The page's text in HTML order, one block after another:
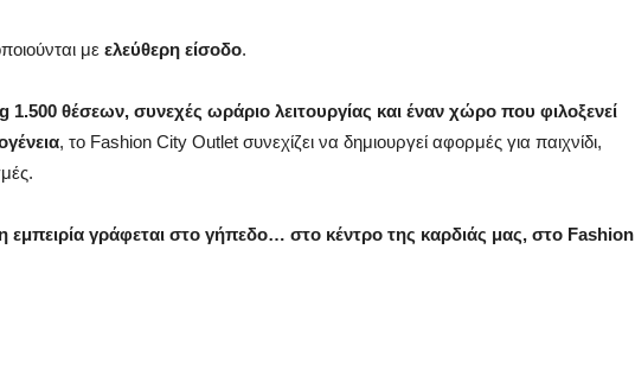
με ελεύθερη είσοδο.
θέσεων, συνεχές ωράριο λειτουργίας και έναν χώρο που φιλοξενεί
, το Fashion City Outlet συνεχίζει να δημιουργεί αφορμές για παιχνίδι,
εμπειρία γράφεται στο γήπεδο… στο κέντρο της καρδιάς μας, στο Fashion